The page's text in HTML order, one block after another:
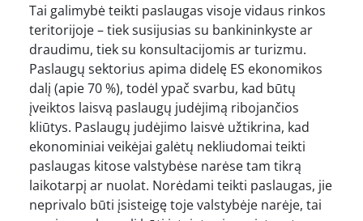
Tai galimybė teikti paslaugas visoje vidaus rinkos
teritorijoje – tiek susijusias su bankininkyste ar
draudimu, tiek su konsultacijomis ar turizmu.
Paslaugų sektorius apima didelę ES ekonomikos
dalį (apie 70 %), todėl ypač svarbu, kad būtų
įveiktos laisvą paslaugų judėjimą ribojančios
kliūtys. Paslaugų judėjimo laisvė užtikrina, kad
ekonominiai veikėjai galėtų nekliudomai teikti
paslaugas kitose valstybėse narėse tam tikrą
laikotarpį ar nuolat. Norėdami teikti paslaugas, jie
neprivalo būti įsisteigę toje valstybėje narėje, tai